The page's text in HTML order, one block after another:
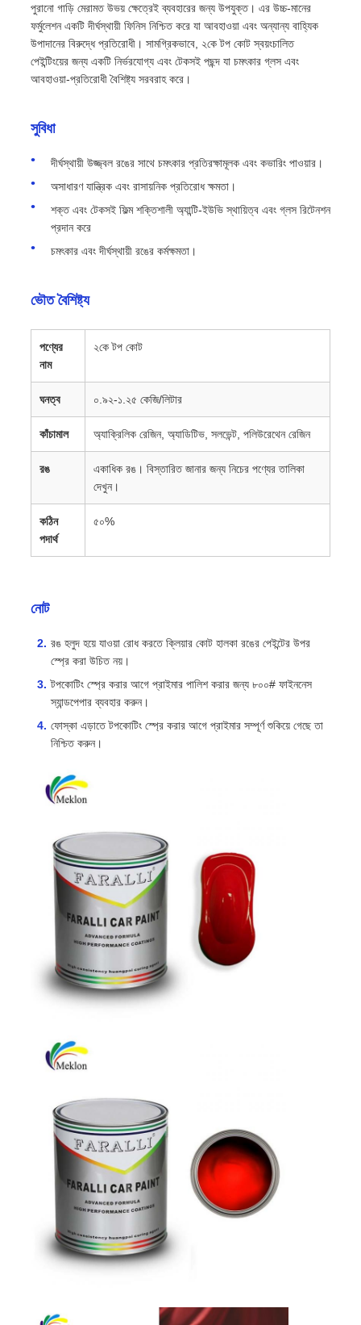
পুরানো গাড়ি মেরামত উভয় ক্ষেত্রেই ব্যবহারের জন্য উপযুক্ত। এর উচ্চ-মানের
ফর্মুলেশন একটি দীর্ঘস্থায়ী ফিনিস নিশ্চিত করে যা আবহাওয়া এবং অন্যান্য বাহ্যিক
উপাদানের বিরুদ্ধে প্রতিরোধী। সামগ্রিকভাবে, ২কে টপ কোট স্বয়ংচালিত
পেইন্টিংয়ের জন্য একটি নির্ভরযোগ্য এবং টেকসই পছন্দ যা চমৎকার গ্লস এবং
আবহাওয়া-প্রতিরোধী বৈশিষ্ট্য সরবরাহ করে।
সুবিধা
দীর্ঘস্থায়ী উজ্জ্বল রঙের সাথে চমৎকার প্রতিরক্ষামূলক এবং কভারিং পাওয়ার।
অসাধারণ যান্ত্রিক এবং রাসায়নিক প্রতিরোধ ক্ষমতা।
শক্ত এবং টেকসই ফিল্ম শক্তিশালী অ্যান্টি-ইউভি স্থায়িত্ব এবং গ্লস রিটেনশন
প্রদান করে
চমৎকার এবং দীর্ঘস্থায়ী রঙের কর্মক্ষমতা।
ভৌত বৈশিষ্ট্য
পণ্যের
নাম
২কে টপ কোট
ঘনত্ব ০.৯২-১.২৫ কেজি/লিটার
কাঁচামাল অ্যাক্রিলিক রেজিন, অ্যাডিটিভ, সলভেন্ট, পলিউরেথেন রেজিন
রঙ
একাধিক রঙ। বিস্তারিত জানার জন্য নিচের পণ্যের তালিকা
দেখুন।
কঠিন
পদার্থ
৫০%
নোট
রঙ হলুদ হয়ে যাওয়া রোধ করতে ক্লিয়ার কোট হালকা রঙের পেইন্টের উপর
স্প্রে করা উচিত নয়।
টপকোটিং স্প্রে করার আগে প্রাইমার পালিশ করার জন্য ৮০০# ফাইননেস
স্যান্ডপেপার ব্যবহার করুন।
ফোস্কা এড়াতে টপকোটিং স্প্রে করার আগে প্রাইমার সম্পূর্ণ শুকিয়ে গেছে তা
নিশ্চিত করুন।